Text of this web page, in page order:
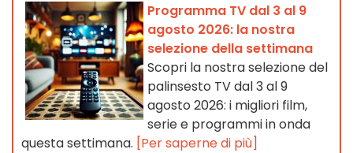
Programma TV dal 3 al 9
agosto 2026: la nostra
selezione della settimana
Scopri la nostra selezione del
palinsesto TV dal 3 al 9
agosto 2026: i migliori film,
serie e programmi in onda
questa settimana. [Per saperne di più]